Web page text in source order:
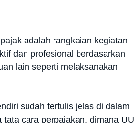
adalah rangkaian kegiatan
dan profesional berdasarkan
lain seperti melaksanakan
sudah tertulis jelas di dalam
cara perpajakan, dimana UU